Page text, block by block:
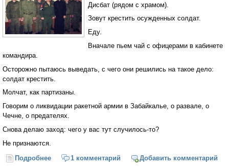
Дисбат (рядом с храмом).
Зовут крестить осужденных солдат.
Еду.
Вначале пьем чай с офицерами в кабинете
командира.
Осторожно пытаюсь выведать, с чего они решились на такое дело:
солдат крестить.
Молчат, как партизаны.
Говорим о ликвидации ракетной армии в Забайкалье, о развале, о
Чечне, о предателях.
Снова делаю заход: чего у вас тут случилось-то?
Не признаются.
Подробнее о Тайное становится явным, или пока гром не
1 комментарий Добавить комментарий